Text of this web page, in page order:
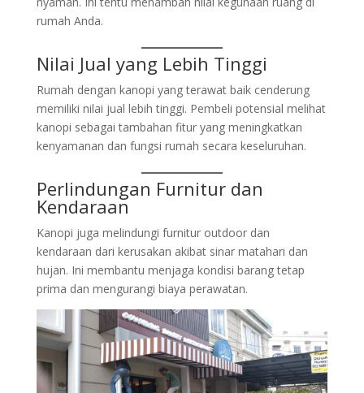
rumah Anda.
Nilai Jual yang Lebih Tinggi
Rumah dengan kanopi yang terawat baik cenderung
memiliki nilai jual lebih tinggi. Pembeli potensial melihat
kanopi sebagai tambahan fitur yang meningkatkan
kenyamanan dan fungsi rumah secara keseluruhan.
Perlindungan Furnitur dan
Kendaraan
Kanopi juga melindungi furnitur outdoor dan
kendaraan dari kerusakan akibat sinar matahari dan
hujan. Ini membantu menjaga kondisi barang tetap
prima dan mengurangi biaya perawatan.